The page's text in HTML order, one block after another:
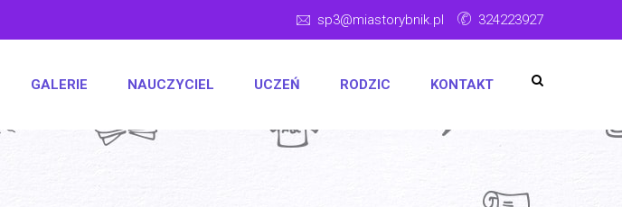
sp3@miastorybnik.pl 324223927
GALERIE NAUCZYCIEL UCZEŃ RODZIC KONTAKT